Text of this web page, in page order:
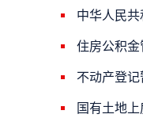
中华人民
住房公积金
不动产登记
国有土地